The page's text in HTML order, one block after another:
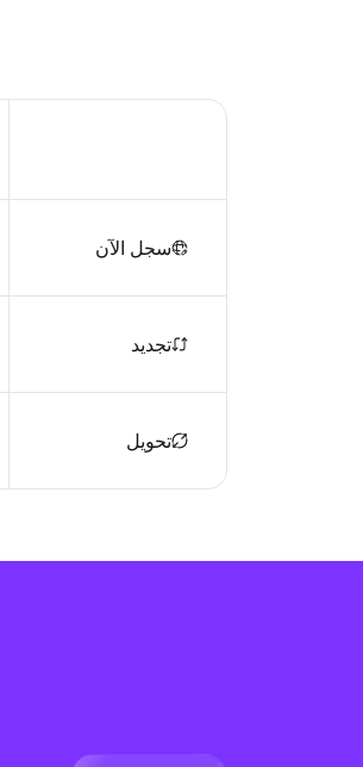
سجل الآن
تجديد
تحويل